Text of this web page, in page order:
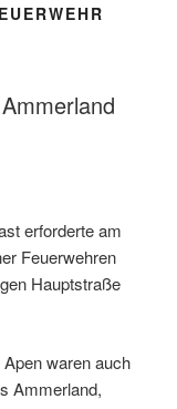
erforderte am
Feuerwehren
Hauptstraße
waren auch
Ammerland,